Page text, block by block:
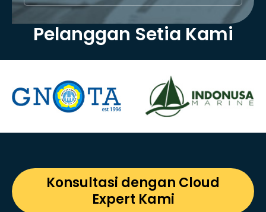
Pelanggan Setia Kami
Konsultasi dengan Cloud
Expert Kami